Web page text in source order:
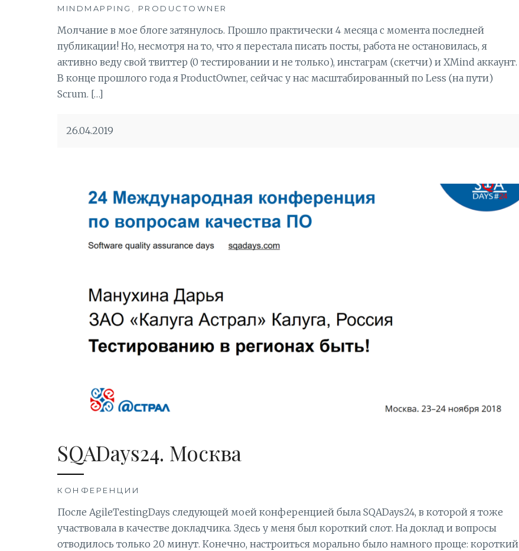
MINDMAPPING , PRODUCTOWNER
Молчание в мое блоге затянулось. Прошло практически 4 месяца с момента последней
публикации! Но, несмотря на то, что я перестала писать посты, работа не остановилась, я
активно веду свой твиттер (0 тестировании и не только), инстаграм (скетчи) и XMind аккаунт.
В конце прошлого года я ProductOwner, сейчас у нас масштабированный по Less (на пути)
Scrum. […]
26.04.2019
SQADays24. Москва
КОНФЕРЕНЦИИ
После AgileTestingDays следующей моей конференцией была SQADays24, в которой я тоже
участвовала в качестве докладчика. Здесь у меня был короткий слот. На доклад и вопросы
отводилось только 20 минут. Конечно, настроиться морально было намного проще: короткий